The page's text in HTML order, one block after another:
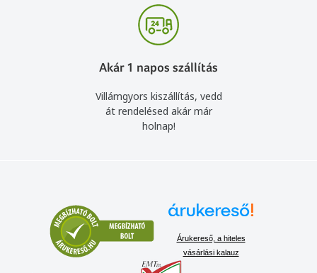
Akár 1 napos szállítás
Villámgyors kiszállítás, vedd
át rendelésed akár már
holnap!
Árukereső, a hiteles
vásárlási kalauz